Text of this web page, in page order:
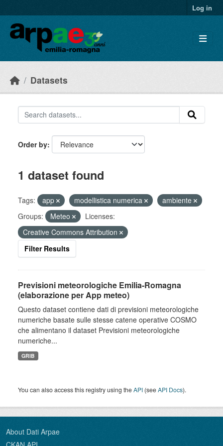
Log in
Datasets
Order by
1 dataset found
Tags: app modellistica numerica
ambiente
Groups:
Meteo
Licenses:
Creative Commons Attribution
Filter Results
Previsioni meteorologiche Emilia-Romagna
(elaborazione per App meteo)
Questo dataset contiene dati di previsioni meteorologiche
numeriche basate sulle stesse catene operative COSMO
che alimentano il dataset Previsioni meteorologiche
numeriche...
GRIB
You can also access this registry using theAPI (seeAPI Docs).
About Dati Arpae